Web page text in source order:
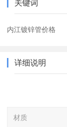
关键词
内江镀锌管价格
详细说明
材质